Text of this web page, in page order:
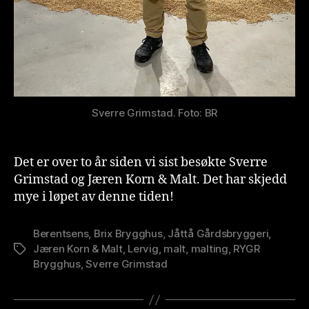
Sverre Grimstad. Foto: BR
Det er over to år siden vi sist besøkte Sverre
Grimstad og Jæren Korn & Malt. Det har skjedd
mye i løpet av denne tiden!
Stikkord
Berentsens, Brix Brygghus, Jåttå Gårdsbryggeri,
Jæren Korn & Malt, Lervig, malt, malting, RYGR
Brygghus,Sverre Grimstad
A